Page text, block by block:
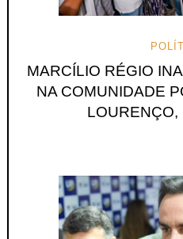
MARCÍLIO RÉGIO
NA COMUNIDADE
LOURENÇO,